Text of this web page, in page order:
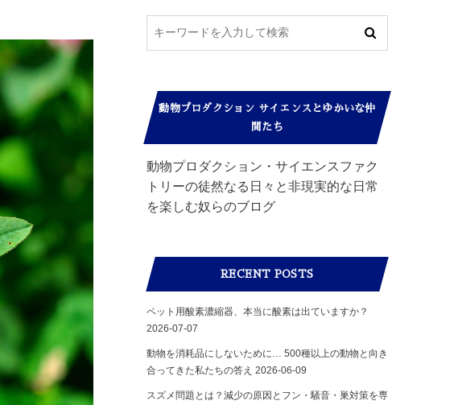
動物プロダクション サイエンスとゆかいな仲
間たち
動物プロダクション・サイエンスファク
トリーの徒然なる日々と非現実的な日常
を楽しむ奴らのブログ
RECENT POSTS
ペット用酸素濃縮器、本当に酸素は出ていますか？
2026-07-07
動物を消耗品にしないために… 500種以上の動物と向き
合ってきた私たちの答え 2026-06-09
スズメ問題とは？減少の原因とフン・騒音・巣対策を専